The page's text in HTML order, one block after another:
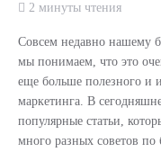
2 минуты чтения
Совсем недавно нашему
мы понимаем, что это
еще больше полезного и
маркетинга. В
популярные статьи,
много разных советов